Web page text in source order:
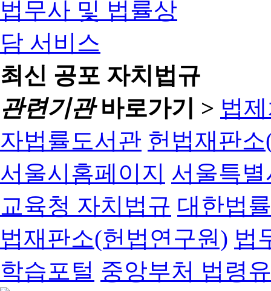
최신 공포 자치법규
관련기관바로가기 > 법
자법률도서관 헌법재판
서울시홈페이지 서울특
교육청 자치법규 대한법
법재판소(헌법연구원) 법
학습포털 중앙부처 법령